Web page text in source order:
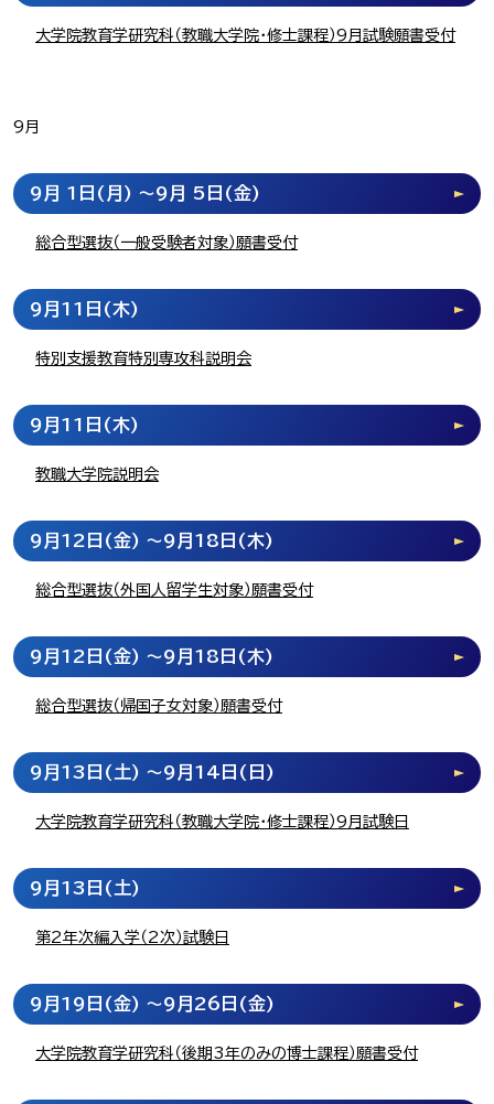
大学院教育学研究科（教職大学院・修士課程）9月試験願書受付
9月
9月 1日 (月) ～9月 5日 (金)
総合型選抜（一般受験者対象）願書受付
9月11日 (木)
特別支援教育特別専攻科説明会
9月11日 (木)
教職大学院説明会
9月12日 (金) ～9月18日 (木)
総合型選抜（外国人留学生対象）願書受付
9月12日 (金) ～9月18日 (木)
総合型選抜（帰国子女対象）願書受付
9月13日 (土) ～9月14日 (日)
大学院教育学研究科（教職大学院・修士課程）9月試験日
9月13日 (土)
第2年次編入学（2次）試験日
9月19日 (金) ～9月26日 (金)
大学院教育学研究科（後期3年のみの博士課程）願書受付